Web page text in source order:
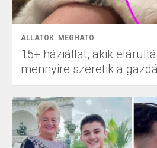
ÁLLATOK MEGHATÓ
15+ háziállat, akik
mennyire szeretik a